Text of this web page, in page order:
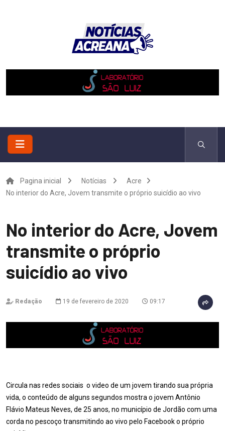
Pagina inicial Notícias
Acre
No interior do Acre, Jovem transmite o próprio suicídio ao vivo
No interior do Acre, Jovem
transmite o próprio
suicídio ao vivo
Redação 19 de fevereiro de 2020 09:17
Circula nas redes sociais o video de um jovem tirando sua própria
vida, o conteúdo de alguns segundos mostra o jovem Antônio
Flávio Mateus Neves, de 25 anos, no município de Jordão com uma
corda no pescoço transmitindo ao vivo pelo Facebook o próprio